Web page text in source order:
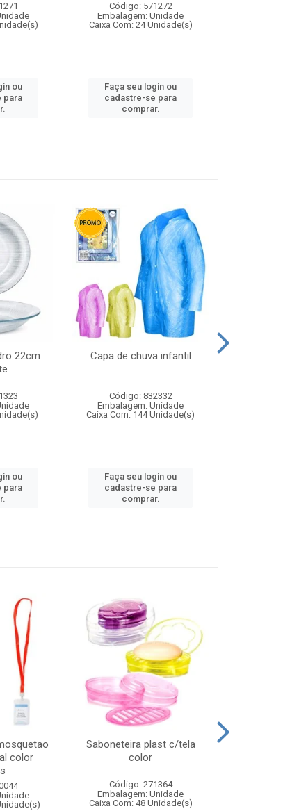
ou
para
Código: 571272
Embalagem: Unidade
Caixa Com: 24 Unidade(s)
Faça seu login ou
cadastre-se para
comprar.
22cm
ou
para
Capa de chuva infantil
Código: 832332
Embalagem: Unidade
Caixa Com: 144 Unidade(s)
Faça seu login ou
cadastre-se para
comprar.
color
Saboneteira plast c/tela
color
Código: 271364
Embalagem: Unidade
Caixa Com: 48 Unidade(s)